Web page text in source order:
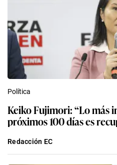
Política
Keiko Fujimori: “Lo más
próximos 100 días es
Redacción EC